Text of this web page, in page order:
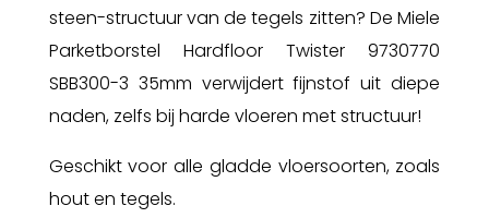
steen-structuur van de tegels zitten? De Miele
Parketborstel Hardfloor Twister 9730770
SBB300-3 35mm verwijdert fijnstof uit diepe
naden, zelfs bij harde vloeren met structuur!
Geschikt voor alle gladde vloersoorten, zoals
hout en tegels.